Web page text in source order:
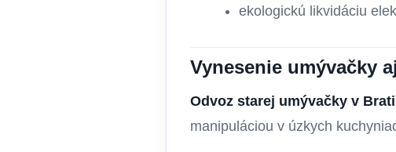
ekologickú likvidáciu
Vynesenie umývačky
Odvoz starej umývačky v
manipuláciou v úzkych